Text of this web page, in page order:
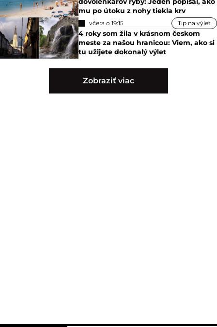
mu po útoku z nohy tiekla krv
včera o 19:15 Tip na výlet
4 roky som žila v krásnom českom
meste za našou hranicou: Viem, ako si
tu užijete dokonalý výlet
Zobraziť viac